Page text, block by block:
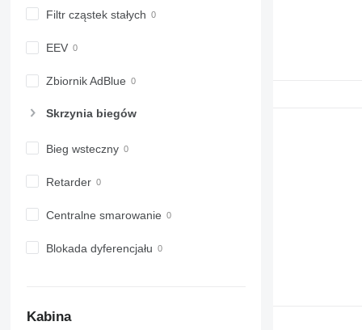
Filtr cząstek stałych
EEV
Zbiornik AdBlue
Skrzynia biegów
Bieg wsteczny
Retarder
Centralne smarowanie
Blokada dyferencjału
Kabina